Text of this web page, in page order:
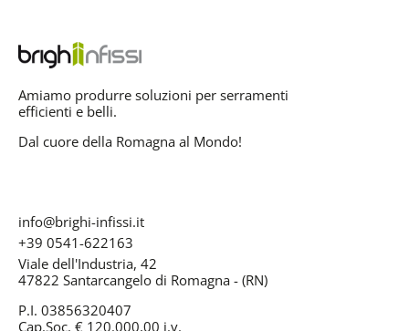
Amiamo produrre soluzioni per serramenti
efficienti e belli.
Dal cuore della Romagna al Mondo!
info@brighi-infissi.it
+39 0541-622163
Viale dell'Industria, 42
47822 Santarcangelo di Romagna - (RN)
P.I. 03856320407
Cap.Soc. € 120.000,00 i.v.